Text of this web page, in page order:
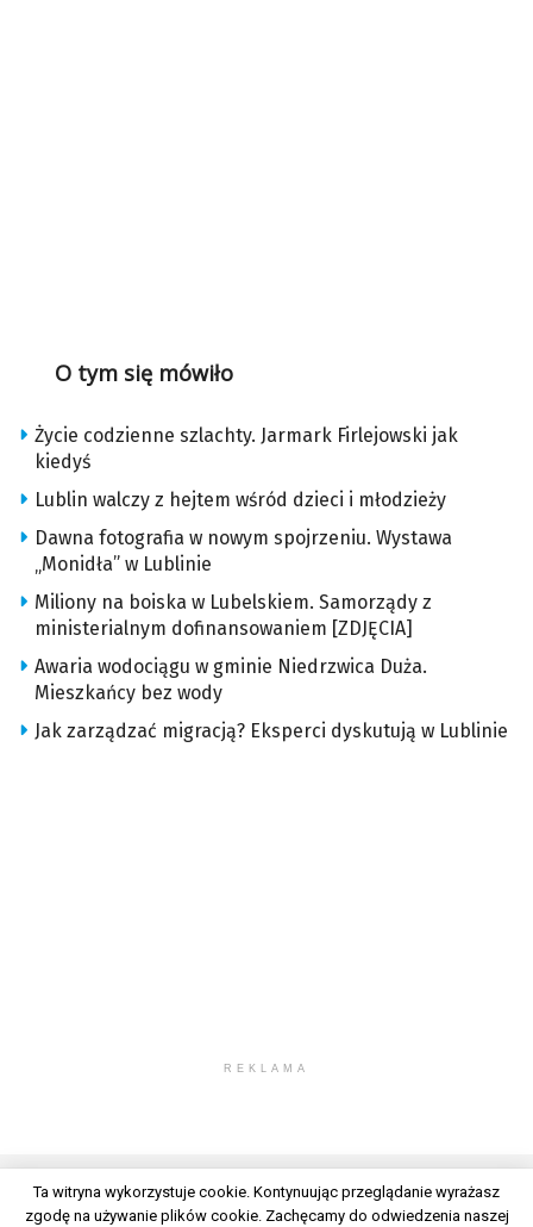
O tym się mówiło
Życie codzienne szlachty. Jarmark Firlejowski jak
kiedyś
Lublin walczy z hejtem wśród dzieci i młodzieży
Dawna fotografia w nowym spojrzeniu. Wystawa
„Monidła” w Lublinie
Miliony na boiska w Lubelskiem. Samorządy z
ministerialnym dofinansowaniem [ZDJĘCIA]
Awaria wodociągu w gminie Niedrzwica Duża.
Mieszkańcy bez wody
Jak zarządzać migracją? Eksperci dyskutują w Lublinie
REKLAMA
Ta witryna wykorzystuje cookie. Kontynuując przeglądanie wyrażasz
zgodę na używanie plików cookie. Zachęcamy do odwiedzenia naszej